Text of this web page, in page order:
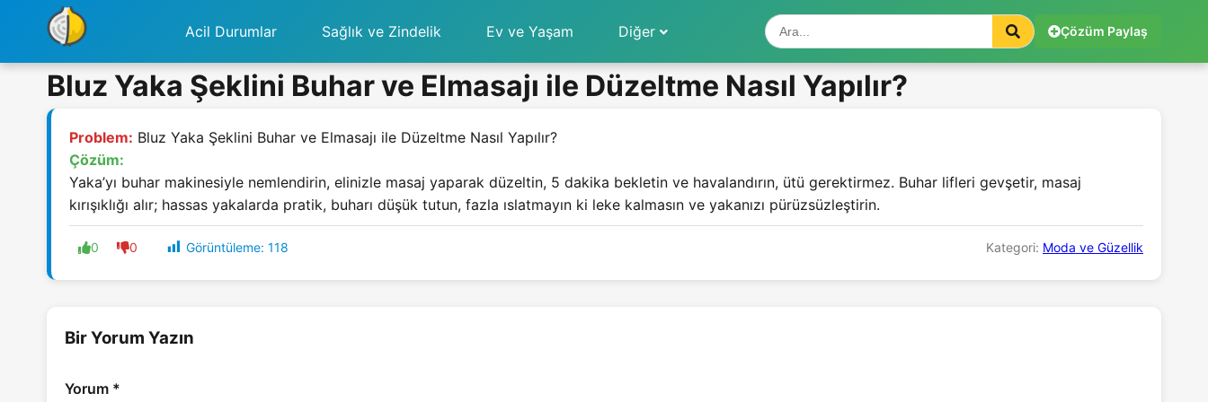
Acil Durumlar Sağlık ve Zindelik Ev ve Yaşam Diğer Çözüm Paylaş
Bluz Yaka Şeklini Buhar ve Elmasajı ile Düzeltme Nasıl Yapılır?
Problem: Bluz Yaka Şeklini Buhar ve Elmasajı ile Düzeltme Nasıl Yapılır?
Çözüm:
Yaka’yı buhar makinesiyle nemlendirin, elinizle masaj yaparak düzeltin, 5 dakika bekletin ve havalandırın, ütü gerektirmez. Buhar lifleri gevşetir, masaj
kırışıklığı alır; hassas yakalarda pratik, buharı düşük tutun, fazla ıslatmayın ki leke kalmasın ve yakanızı pürüzsüzleştirin.
0 0 Görüntüleme: 118 Kategori: Moda ve Güzellik
Bir Yorum Yazın
Yorum *